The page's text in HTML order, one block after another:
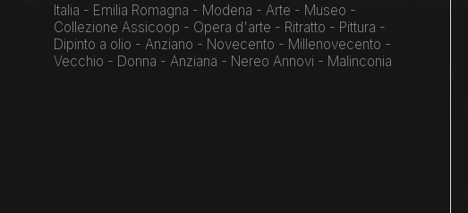
Italia - Emilia Romagna - Modena - Arte - Museo -
Collezione Assicoop - Opera d'arte - Ritratto - Pittura -
Dipinto a olio - Anziano - Novecento - Millenovecento -
Vecchio - Donna - Anziana - Nereo Annovi - Malinconia